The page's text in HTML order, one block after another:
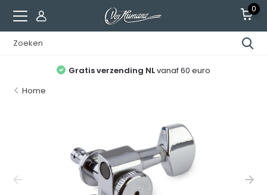
0
Gratis verzending NLvanaf 60 euro
Home